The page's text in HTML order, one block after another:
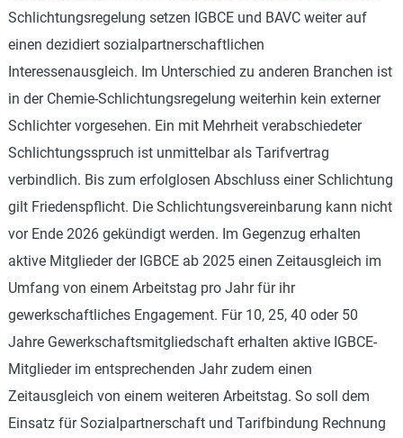
Schlichtungsregelung setzen IGBCE und BAVC weiter auf
einen dezidiert sozialpartnerschaftlichen
Interessenausgleich. Im Unterschied zu anderen Branchen ist
in der Chemie-Schlichtungsregelung weiterhin kein externer
Schlichter vorgesehen. Ein mit Mehrheit verabschiedeter
Schlichtungsspruch ist unmittelbar als Tarifvertrag
verbindlich. Bis zum erfolglosen Abschluss einer Schlichtung
gilt Friedenspflicht. Die Schlichtungsvereinbarung kann nicht
vor Ende 2026 gekündigt werden. Im Gegenzug erhalten
aktive Mitglieder der IGBCE ab 2025 einen Zeitausgleich im
Umfang von einem Arbeitstag pro Jahr für ihr
gewerkschaftliches Engagement. Für 10, 25, 40 oder 50
Jahre Gewerkschaftsmitgliedschaft erhalten aktive IGBCE-
Mitglieder im entsprechenden Jahr zudem einen
Zeitausgleich von einem weiteren Arbeitstag. So soll dem
Einsatz für Sozialpartnerschaft und Tarifbindung Rechnung